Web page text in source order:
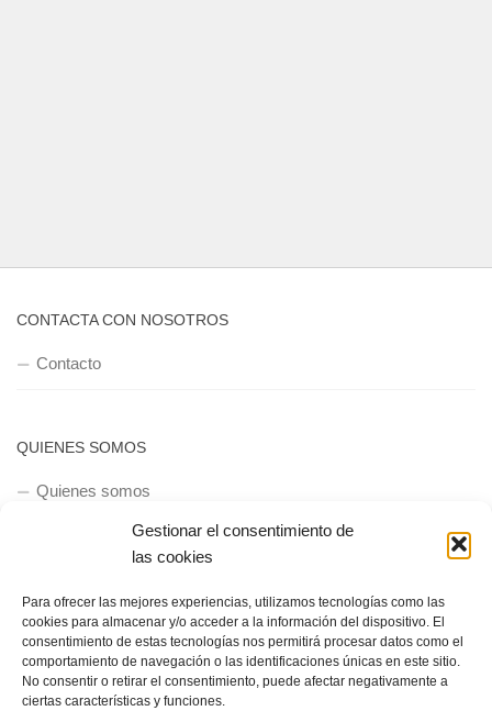
Gestionar el consentimiento de
las cookies
Para ofrecer las mejores experiencias, utilizamos tecnologías como las
cookies para almacenar y/o acceder a la información del dispositivo. El
consentimiento de estas tecnologías nos permitirá procesar datos como el
comportamiento de navegación o las identificaciones únicas en este sitio.
No consentir o retirar el consentimiento, puede afectar negativamente a
ciertas características y funciones.
CONTACTA CON NOSOTROS
Contacto
QUIENES SOMOS
Quienes somos
Política de privacidad